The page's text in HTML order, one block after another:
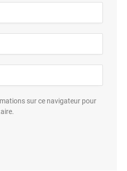
sur ce navigateur pour